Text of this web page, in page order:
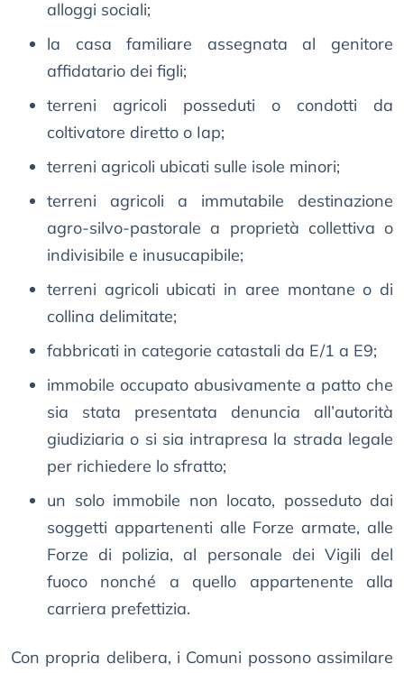
alloggi sociali;
la casa familiare assegnata al genitore
affidatario dei figli;
terreni agricoli posseduti o condotti da
coltivatore diretto o Iap;
terreni agricoli ubicati sulle isole minori;
terreni agricoli a immutabile destinazione
agro-silvo-pastorale a proprietà collettiva o
indivisibile e inusucapibile;
terreni agricoli ubicati in aree montane o di
collina delimitate;
fabbricati in categorie catastali da E/1 a E9;
immobile occupato abusivamente a patto che
sia stata presentata denuncia all’autorità
giudiziaria o si sia intrapresa la strada legale
per richiedere lo sfratto;
un solo immobile non locato, posseduto dai
soggetti appartenenti alle Forze armate, alle
Forze di polizia, al personale dei Vigili del
fuoco nonché a quello appartenente alla
carriera prefettizia.
Con propria delibera, i Comuni possono assimilare